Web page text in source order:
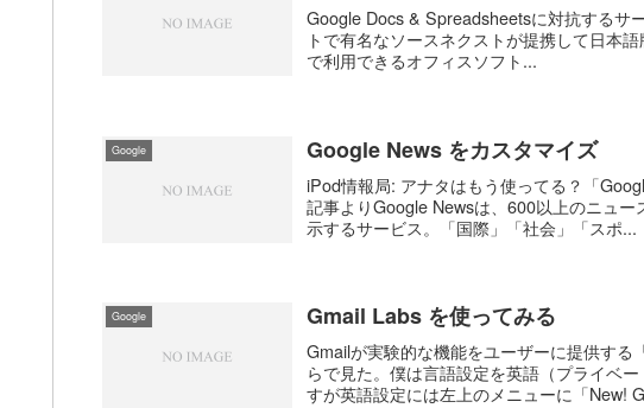
Google Docs & Spreadsheetsに対抗するサ
トで有名なソースネクストが提携して日本
で利用できるオフィスソフト...
Google Google News をカスタマイズ
iPod情報局: アナタはもう使ってる？「
記事よりGoogle Newsは、600以上のニュ
示するサービス。「国際」「社会」「スポ...
Google Gmail Labs を使ってみる
Gmailが実験的な機能をユーザーに提供す
らで見た。僕は言語設定を英語（プライベ
すが英語設定には左上のメニューに「New!